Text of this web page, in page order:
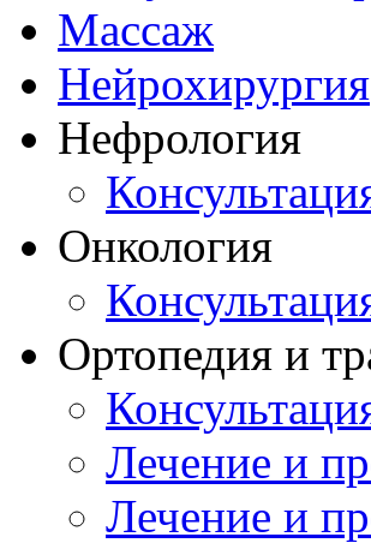
Массаж
Нейрохирургия
Нефрология
Онкология
Ортопедия и
Лечение и
Лечение и